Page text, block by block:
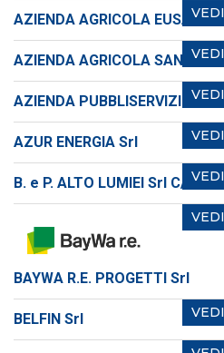
AZIENDA AGRICOLA EUSAN Srl
AZIENDA AGRICOLA
AZIENDA PUBBLISERVIZI DI
AZUR ENERGIA Srl
B. e P. ALTO LUMIEI Srl C/O
BAYWA R.E. PROGETTI Srl
BELFIN Srl